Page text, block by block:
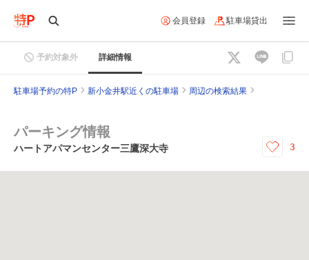
会員登録 駐車場貸出
予約対象外 詳細情報
駐車場予約の特P 新小金井駅近くの駐車場 周辺の検索結果
パーキング情報
ハートアパマンセンター三鷹深大寺 3